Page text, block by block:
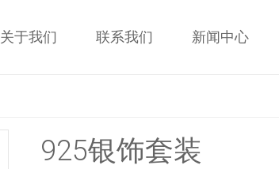
关于我们 联系我们 新闻中心
925银饰套装